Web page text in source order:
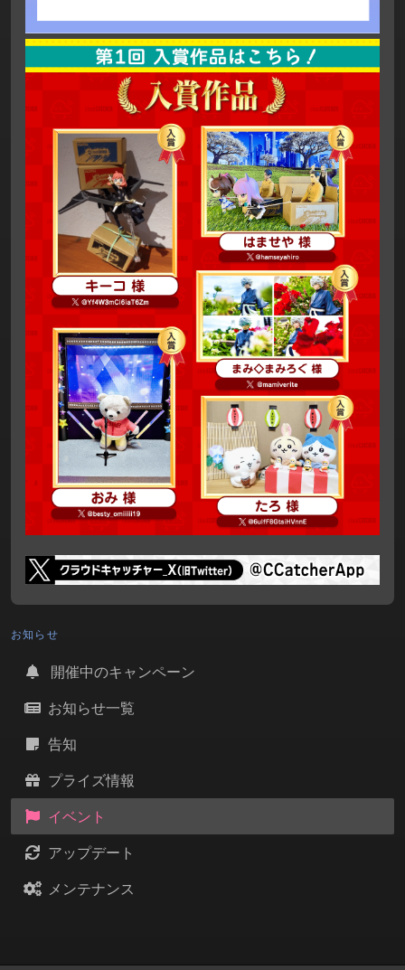
お知らせ
開催中のキャンペーン
お知らせ一覧
告知
プライズ情報
イベント
アップデート
メンテナンス